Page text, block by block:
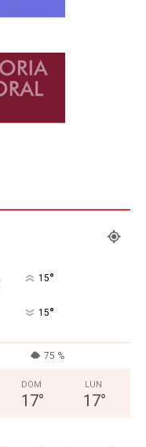
15°
15°
75 %
DOM
17°
LUN
17°